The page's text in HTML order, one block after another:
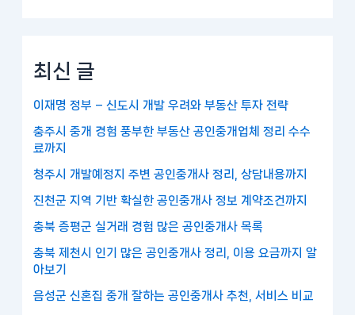
최신 글
이재명 정부 – 신도시 개발 우려와 부동산 투자 전략
충주시 중개 경험 풍부한 부동산 공인중개업체 정리 수수
료까지
청주시 개발예정지 주변 공인중개사 정리, 상담내용까지
진천군 지역 기반 확실한 공인중개사 정보 계약조건까지
충북 증평군 실거래 경험 많은 공인중개사 목록
충북 제천시 인기 많은 공인중개사 정리, 이용 요금까지 알
아보기
음성군 신혼집 중개 잘하는 공인중개사 추천, 서비스 비교